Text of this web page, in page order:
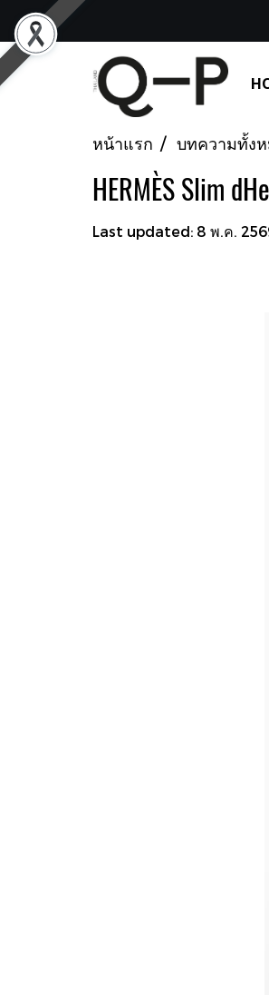
หน้าแรก บทความทั้ง
HERMÈS Slim
Last updated: 8 พ.ค.